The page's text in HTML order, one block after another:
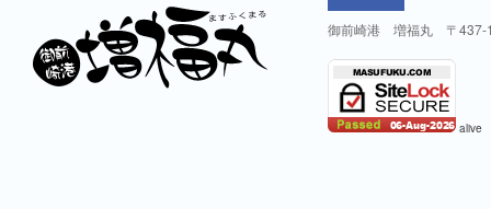
御前崎港 増福丸 〒437-
alive